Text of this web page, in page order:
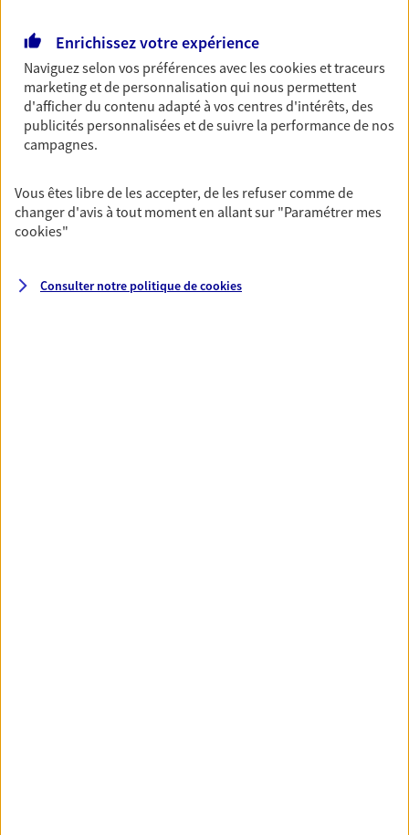
VOIR NOTRE SITE WEB
Belondrade
Agents Généraux d'assurance exclusif AXA
Agence accessible
Enrichissez votre expérience
Naviguez selon vos préférences avec lescookies et traceurs
marketing et de personnalisation qui nous permettent
d'afficher du contenu adapté à vos centres d'intérêts, des
publicités personnalisées et de suivre la performance de nos
campagnes.
Vous êtes libre de les accepter, de les refuser comme de
changer d'avis à tout moment en allant sur "Paramétrer mes
cookies"
Consulter notre politique decookies